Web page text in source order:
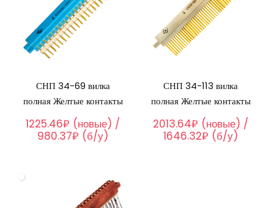
СНП 34-69 вилка
полная Желтые контакты
1225.46₽ (новые) /
980.37₽ (б/у)
СНП 34-113 вилка
полная Желтые контакты
2013.64₽ (новые) /
1646.32₽ (б/у)